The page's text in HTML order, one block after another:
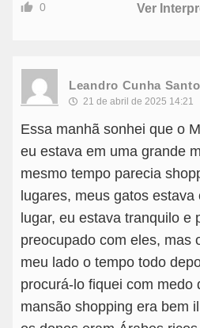
0 Ver
Leandro Cunha
21 de abril de 2025 14:21
Essa manhã sonhei que o
eu estava em uma grande
mesmo tempo parecia
lugares, meus gatos
lugar, eu estava tranquilo e
preocupado com eles, mas
meu lado o tempo todo
procurá-lo fiquei com medo
mansão shopping era bem